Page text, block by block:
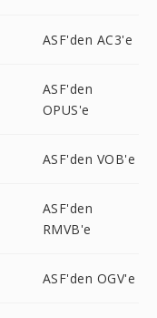
ASF'den AC3'e
ASF'den
OPUS'e
ASF'den VOB'e
ASF'den
RMVB'e
ASF'den OGV'e